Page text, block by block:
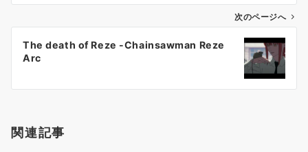
ン
次のページへ
The death of Reze -Chainsawman Reze
Arc
関連記事